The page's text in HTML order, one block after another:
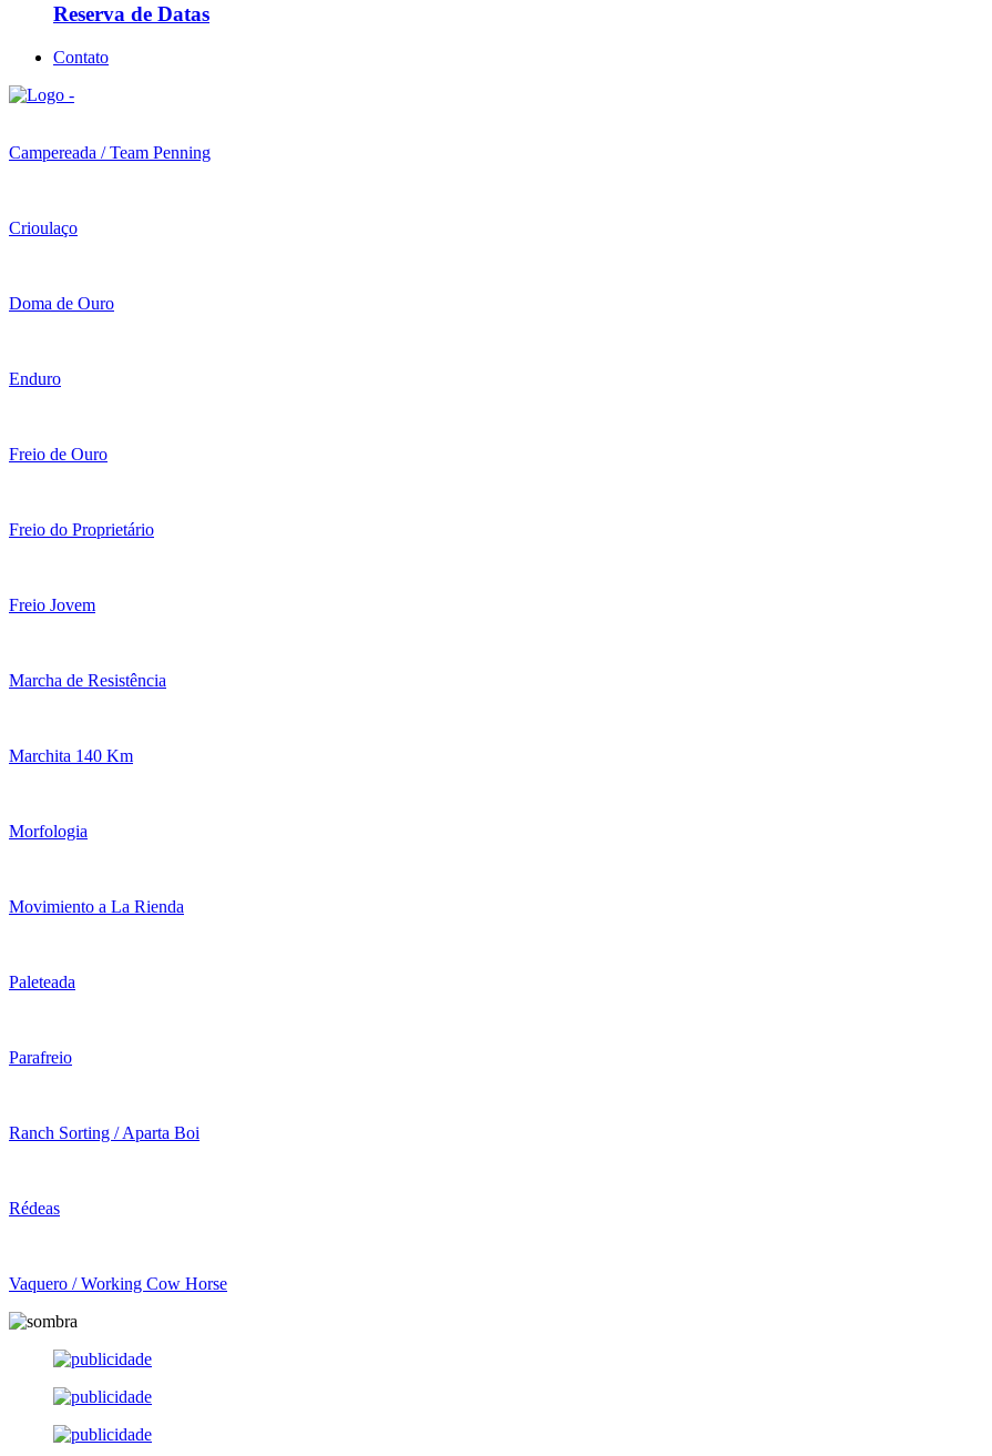
Reserva de Datas
Contato
Campereada / Team Penning
Crioulaço
Doma de Ouro
Enduro
Freio de Ouro
Freio do Proprietário
Freio Jovem
Marcha de Resistência
Marchita 140 Km
Morfologia
Movimiento a La Rienda
Paleteada
Parafreio
Ranch Sorting / Aparta Boi
Rédeas
Vaquero / Working Cow Horse